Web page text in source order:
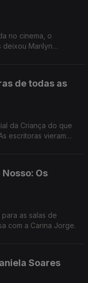
no cinema, o
deixou Marilyn
de todas as
da Criança do que
escritoras vieram
Os
as salas de
com a Carina Jorge.
Soares